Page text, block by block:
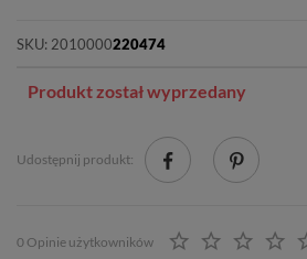
SKU: 2010000220474
Produkt został wyprzedany
Udostępnij produkt:
0 Opinie użytkowników